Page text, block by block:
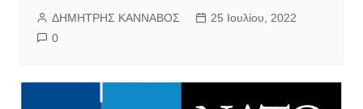
ΔΗΜΗΤΡΗΣ ΚΑΝΝΑΒΟΣ
25 Ιουλίου, 2022
0